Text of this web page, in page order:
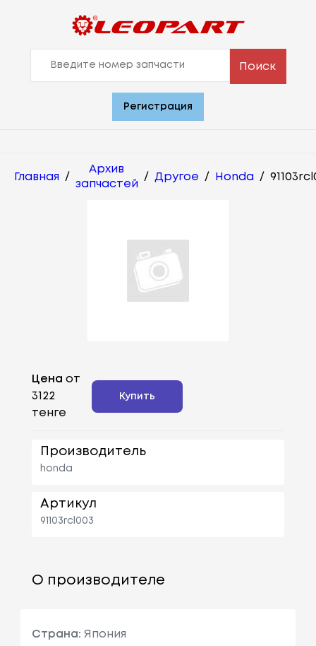
Поиск
Регистрация
Главная /
Архив
запчастей
/ Другое / Honda /
Цена от
3122
тенге
Купить
Производитель
honda
Артикул
91103rcl003
О производителе
Страна: Япония